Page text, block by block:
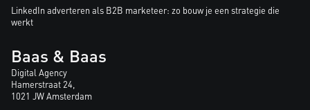
LinkedIn adverteren als B2B marketeer: zo bouw je een strategie die
werkt
Baas & Baas
Digital Agency
Hamerstraat 24,
1021 JW Amsterdam